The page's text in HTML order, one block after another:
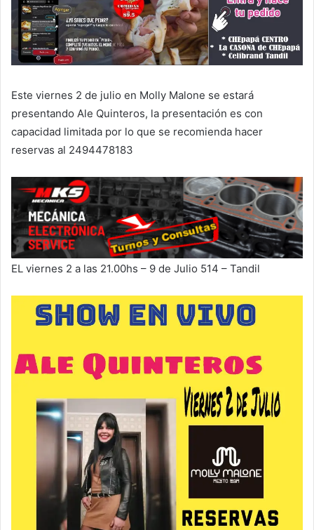
Este viernes 2 de julio en Molly Malone se estará
presentando Ale Quinteros, la presentación es con
capacidad limitada por lo que se recomienda hacer
reservas al 2494478183
EL viernes 2 a las 21.00hs – 9 de Julio 514 – Tandil